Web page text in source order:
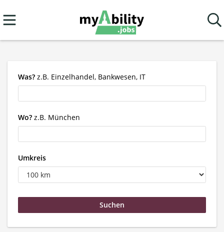
Was? z.B. Einzelhandel, Bankwesen, IT
Wo? z.B. München
Umkreis